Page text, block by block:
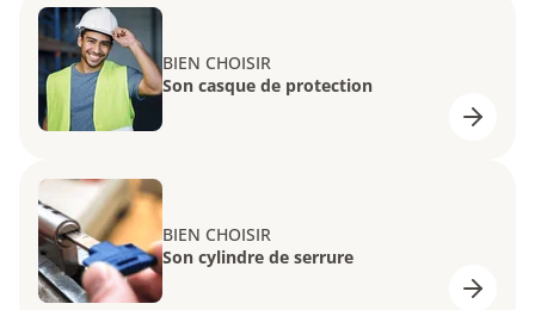
BIEN CHOISIR
Son casque de protection
BIEN CHOISIR
Son cylindre de serrure